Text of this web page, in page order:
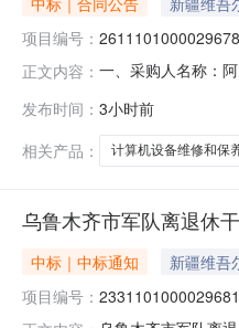
项目编号：
正文内容： 一、采购人名称：
传真
发布时间： 3小时前
相关产品：
计算机设备维修和保
乌鲁木齐市军队离退休
中标｜中标通知
新疆维吾
项目编号：